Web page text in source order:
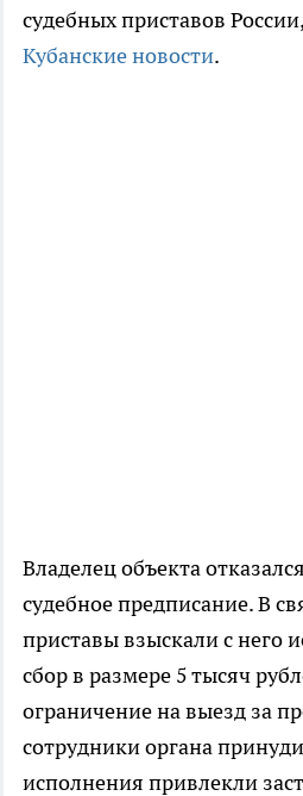
судебных приставов
Кубанские новости.
Владелец объекта
судебное предписание. В
приставы взыскали с него
сбор в размере 5 тысяч
ограничение на выезд за
сотрудники органа
исполнения привлекли